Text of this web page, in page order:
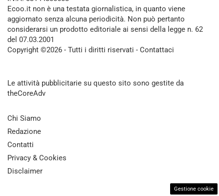
Ecoo.it non è una testata giornalistica, in quanto viene
aggiornato senza alcuna periodicità. Non può pertanto
considerarsi un prodotto editoriale ai sensi della legge n. 62
del 07.03.2001
Copyright ©2026 - Tutti i diritti riservati - Contattaci
Le attività pubblicitarie su questo sito sono gestite da
theCoreAdv
Chi Siamo
Redazione
Contatti
Privacy & Cookies
Disclaimer
Gestione cookie